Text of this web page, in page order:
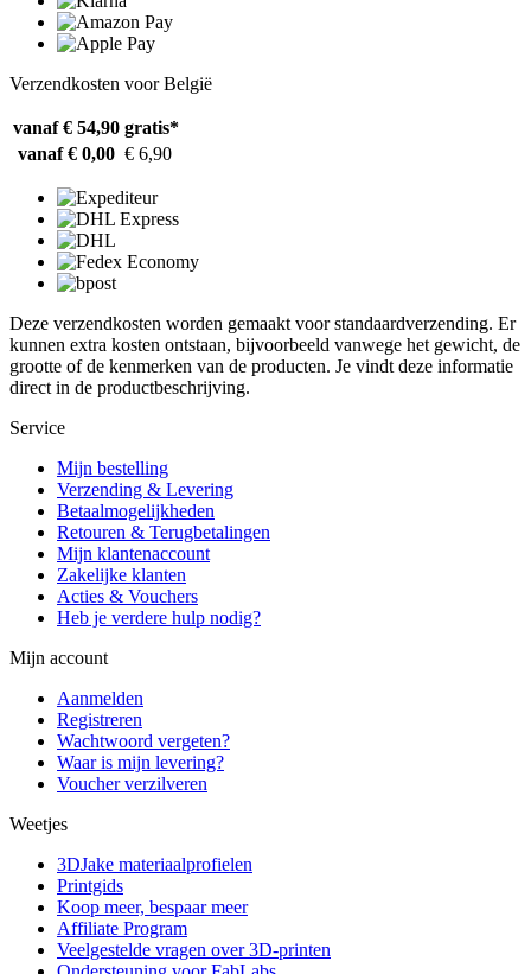
Verzendkosten voor België
vanaf € 54,90 gratis*
vanaf € 0,00 € 6,90
Deze verzendkosten worden gemaakt voor standaardverzending. Er
kunnen extra kosten ontstaan, bijvoorbeeld vanwege het gewicht, de
grootte of de kenmerken van de producten. Je vindt deze informatie
direct in de productbeschrijving.
Service
Mijn bestelling
Verzending & Levering
Betaalmogelijkheden
Retouren & Terugbetalingen
Mijn klantenaccount
Zakelijke klanten
Acties & Vouchers
Heb je verdere hulp nodig?
Mijn account
Aanmelden
Registreren
Wachtwoord vergeten?
Waar is mijn levering?
Voucher verzilveren
Weetjes
3DJake materiaalprofielen
Printgids
Koop meer, bespaar meer
Affiliate Program
Veelgestelde vragen over 3D-printen